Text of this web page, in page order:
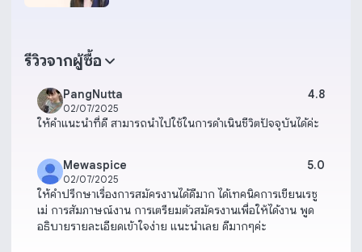
รีวิวจากผู้ซื้อ
PangNutta
02/07/2025
4.8
ให้คำแนะนำที่ดี สามารถนำไปใช้ในการดำเนินชีวิตปัจจุบันได้ค่ะ
Mewaspice
02/07/2025
5.0
ให้คำปรึกษาเรื่องการสมัครงานได้ดีมาก ได้เทคนิคการเขียนเรซู
เม่ การสัมภาษณ์งาน การเตรียมตัวสมัครงานเพื่อให้ได้งาน พูด
อธิบายรายละเอียดเข้าใจง่าย แนะนำเลย ดีมากๆค่ะ